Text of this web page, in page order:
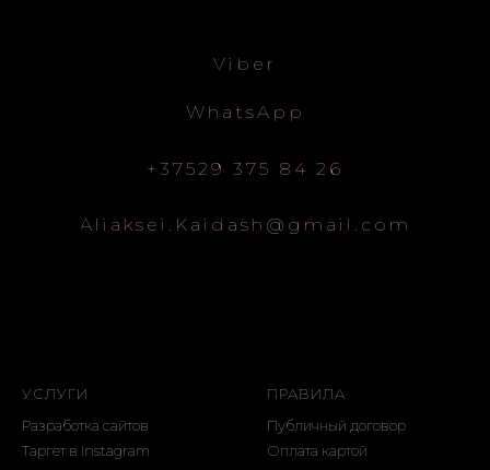
Viber
WhatsApp
+37529 375 84 26
Aliaksei.Kaidash@gmail.com
УСЛУГИ
Разработка сайтов
Таргет в Instagram
ПРАВИЛА
Публичный договор
Оплата картой